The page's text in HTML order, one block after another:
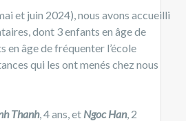
et juin 2024), nous avons accueilli
dont 3 enfants en âge de
en âge de fréquenter l’école
qui les ont menés chez nous
Thanh, 4 ans, et Ngoc Han, 2